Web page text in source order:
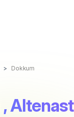
Dokkum
,